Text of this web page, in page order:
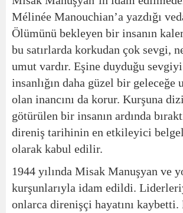
Mélinée Manouchian’a yazdığı
Ölümünü bekleyen bir insanın
bu satırlarda korkudan çok sevgi,
umut vardır. Eşine duyduğu
insanlığın daha güzel bir geleceğe
olan inancını da korur. Kurşuna
götürülen bir insanın ardında
direniş tarihinin en etkileyici
olarak kabul edilir.
1944 yılında Misak Manuşyan ve
kurşunlarıyla idam edildi.
onlarca direnişçi hayatını kaybetti.